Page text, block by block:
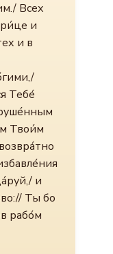
Всех
и
и в
Тебе́
Твои́м
и
Ты бо
рабо́м